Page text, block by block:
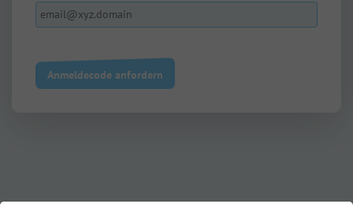
Anmeldecode anfordern